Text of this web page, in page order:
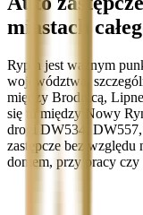
miastach
Rypin jest ważnym
województwa,
między Brodnicą,
się tu między Nowy
drogi DW534,
zastępcze bez względu
domem, przy pracy czy